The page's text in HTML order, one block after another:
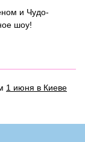
и Чудо-
шоу!
1 июня в Киеве